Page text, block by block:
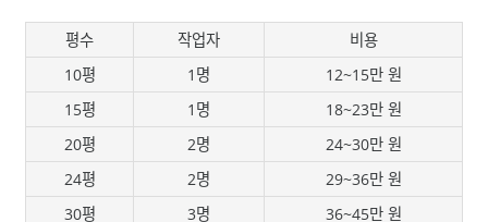
평수 작업자
비용
10평
1명
12~15만 원
15평
1명
18~23만 원
20평
2명
24~30만 원
24평
2명
29~36만 원
30평
3명
36~45만 원